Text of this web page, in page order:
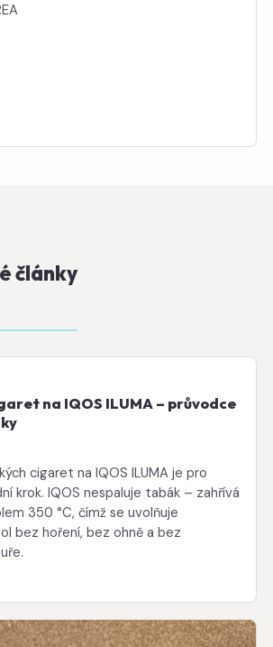
články
na IQOS ILUMA – průvodce
cigaret na IQOS ILUMA je pro
krok. IQOS nespaluje tabák – zahřívá
350 °C, čímž se uvolňuje
bez hoření, bez ohně a bez